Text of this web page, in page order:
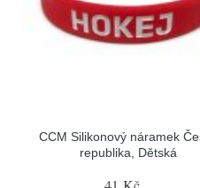
CCM Silikonový náramek
republika, Dětská